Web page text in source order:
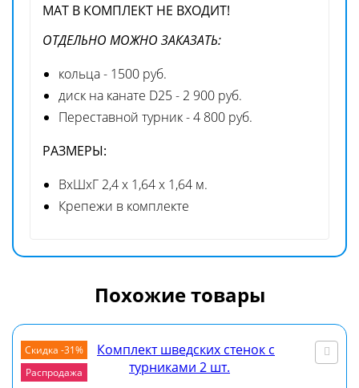
МАТ В КОМПЛЕКТ НЕ ВХОДИТ!
ОТДЕЛЬНО МОЖНО ЗАКАЗАТЬ:
кольца - 1500 руб.
диск на канате D25 - 2 900 руб.
Переставной турник - 4 800 руб.
РАЗМЕРЫ:
ВхШхГ 2,4 х 1,64 х 1,64 м.
Крепежи в комплекте
Похожие товары
Скидка -31%
Распродажа